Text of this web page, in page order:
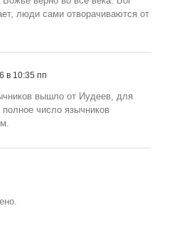
люди сами отворачиваются от
в 10:35 пп
вышло от Иудеев, для
полное число язычников